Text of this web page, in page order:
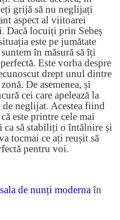
grijă să nu neglijați
aspect al viitoarei
Dacă locuiți prin Sebeș
este pe jumătate
în măsură să îți
Este vorba despre
drept unul dintre
De asemenea, și
cei care apelează la
de neglijat. Acestea fiind
este printre cele mai
ca să stabiliți o întâlnire și
tocmai ce ați reușit să
pentru voi.
sala de nunți modernaîn